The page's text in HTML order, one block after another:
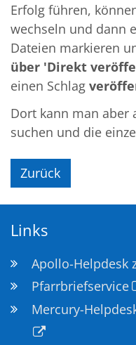
Erfolg führen,
wechseln und dann
Dateien markieren
über 'Direkt
einen Schlag
Dort kann man aber
suchen und die
Zurück
Links
Apollo-Helpdesk
Pfarrbriefservice
Mercury-